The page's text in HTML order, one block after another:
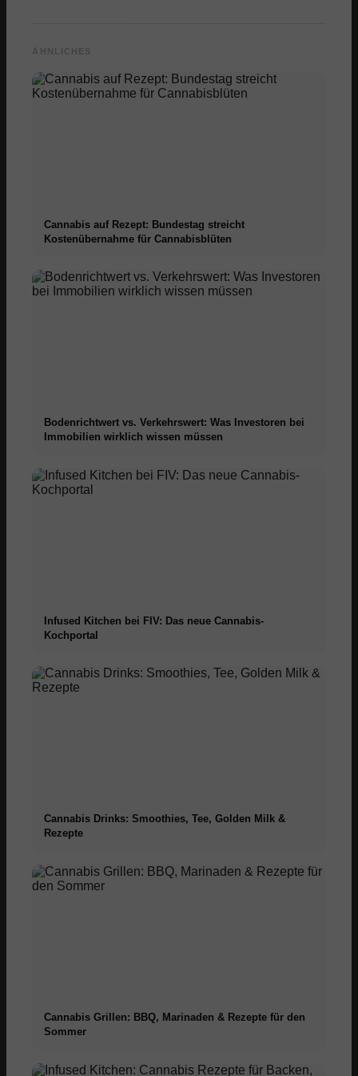
ÄHNLICHES
Cannabis auf Rezept: Bundestag streicht
Kostenübernahme für Cannabisblüten
Bodenrichtwert vs. Verkehrswert: Was Investoren bei
Immobilien wirklich wissen müssen
Infused Kitchen bei FIV: Das neue Cannabis-
Kochportal
Cannabis Drinks: Smoothies, Tee, Golden Milk &
Rezepte
Cannabis Grillen: BBQ, Marinaden & Rezepte für den
Sommer